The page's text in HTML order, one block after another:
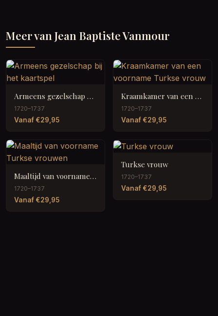
Meer van Jean Baptiste Vanmour
Armeens gezelschap bij het kaartspel
1720–1737
Vanaf €29,95
Kraamkamer van een voorname Turkse vrouw
1720–1737
Vanaf €29,95
Maaltijd van voorname Turkse vrouwen
1720–1737
Vanaf €29,95
Turkse vrouw
1720–1737
Vanaf €29,95